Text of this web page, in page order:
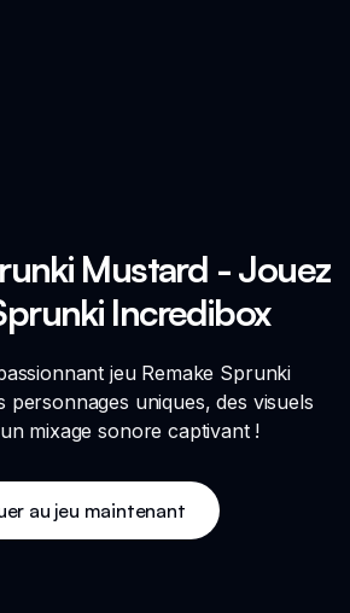
Mustard - Jouez
Incredibox
jeu Remake Sprunki
personnages uniques, des visuels
mixage sonore captivant !
au jeu maintenant